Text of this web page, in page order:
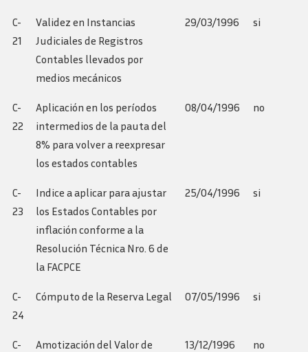
C-
21
Validez en Instancias
Judiciales de Registros
Contables llevados por
medios mecánicos
29/03/1996 si
C-
22
Aplicación en los períodos
intermedios de la pauta del
8% para volver a reexpresar
los estados contables
08/04/1996 no
C-
23
Indice a aplicar para ajustar
los Estados Contables por
inflación conforme a la
Resolución Técnica Nro. 6 de
la FACPCE
25/04/1996 si
C-
24
Cómputo de la Reserva Legal 07/05/1996 si
C-
Amotización del Valor de
13/12/1996 no